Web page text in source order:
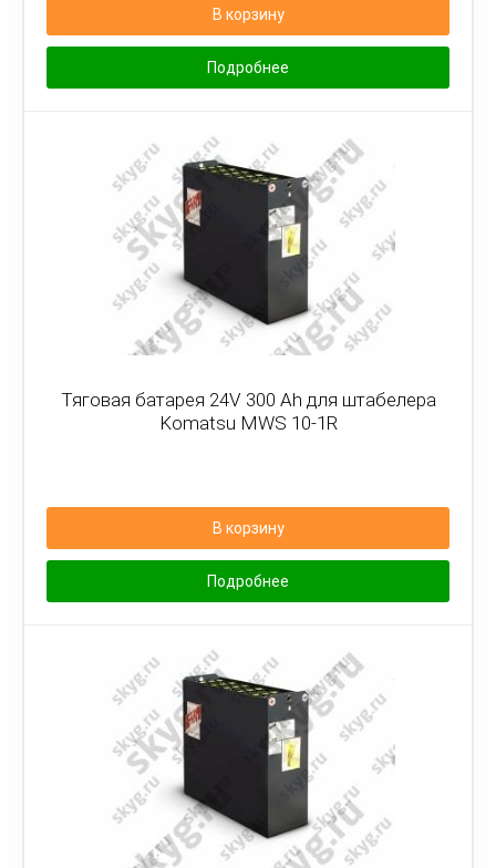
В корзину
Подробнее
Тяговая батарея 24V 300 Ah для штабелера
Komatsu MWS 10-1R
В корзину
Подробнее